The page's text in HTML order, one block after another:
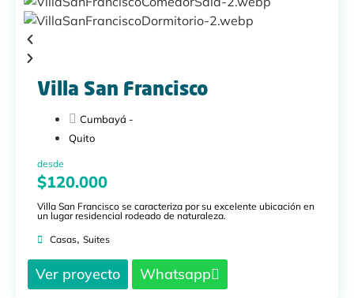
Villa San Francisco
Cumbayá -
Quito
desde
$120.000
Villa San Francisco se caracteriza por su excelente ubicación en
un lugar residencial rodeado de naturaleza.
Casas, Suites
Ver proyecto Whatsapp